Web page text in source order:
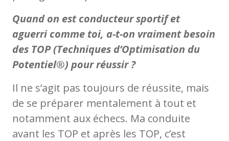
Quand on est conducteur sportif et
aguerri comme toi, a-t-on vraiment besoin
des TOP (Techniques d’Optimisation du
Potentiel®) pour réussir ?
Il ne s’agit pas toujours de réussite, mais
de se préparer mentalement à tout et
notamment aux échecs. Ma conduite
avant les TOP et après les TOP, c’est